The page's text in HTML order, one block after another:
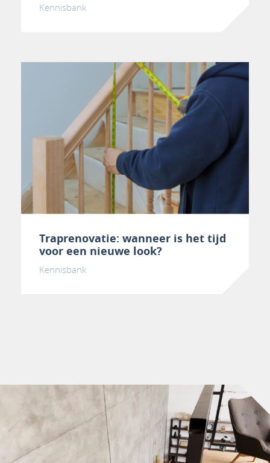
Kennisbank
Traprenovatie: wanneer is het tijd
voor een nieuwe look?
Kennisbank